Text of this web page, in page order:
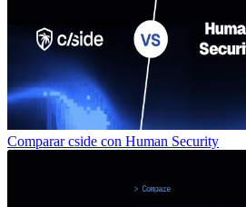
Comparar cside con Human Security